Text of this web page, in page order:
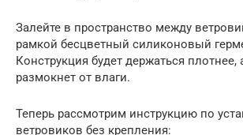
Залейте в пространство между
рамкой бесцветный силиконовый
Конструкция будет держаться плотнее,
размокнет от влаги.
Теперь рассмотрим инструкцию по
ветровиков без крепления: